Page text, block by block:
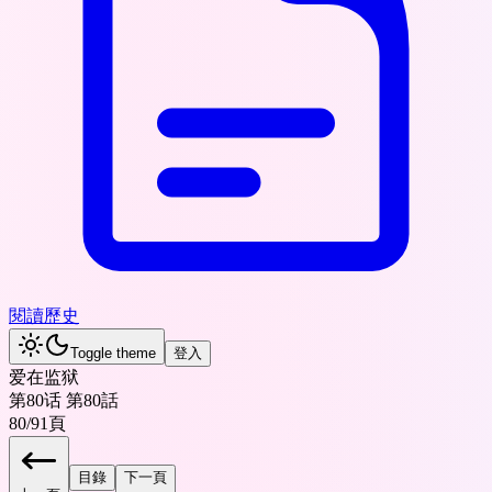
閱讀歷史
Toggle theme 登入
爱在监狱
第80话 第80話
80/91 頁
目錄 下一頁